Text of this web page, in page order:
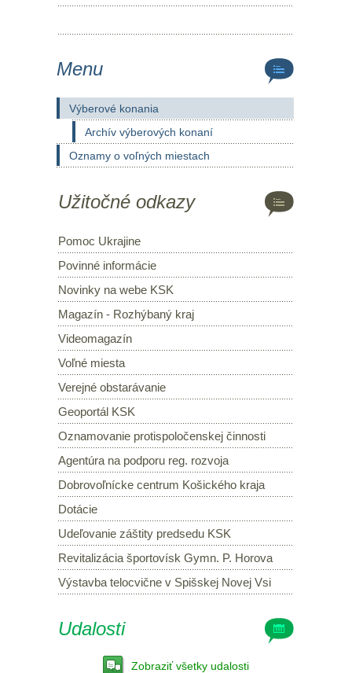
Menu
Výberové konania
Archív výberových konaní
Oznamy o voľných miestach
Užitočné odkazy
Pomoc Ukrajine
Povinné informácie
Novinky na webe KSK
Magazín - Rozhýbaný kraj
Videomagazín
Voľné miesta
Verejné obstarávanie
Geoportál KSK
Oznamovanie protispoločenskej činnosti
Agentúra na podporu reg. rozvoja
Dobrovoľnícke centrum Košického kraja
Dotácie
Udeľovanie záštity predsedu KSK
Revitalizácia športovísk Gymn. P. Horova
Výstavba telocvične v Spišskej Novej Vsi
Udalosti
Zobraziť všetky udalosti